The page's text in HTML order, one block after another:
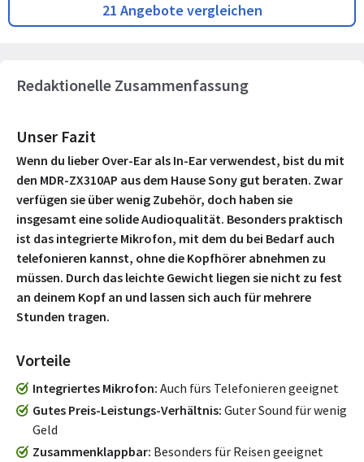
21 Angebote vergleichen
Redaktionelle Zusammenfassung
Unser Fazit
Wenn du lieber Over-Ear als In-Ear verwendest, bist du mit
den MDR-ZX310AP aus dem Hause Sony gut beraten. Zwar
verfügen sie über wenig Zubehör, doch haben sie
insgesamt eine solide Audioqualität. Besonders praktisch
ist das integrierte Mikrofon, mit dem du bei Bedarf auch
telefonieren kannst, ohne die Kopfhörer abnehmen zu
müssen. Durch das leichte Gewicht liegen sie nicht zu fest
an deinem Kopf an und lassen sich auch für mehrere
Stunden tragen.
Vorteile
Integriertes Mikrofon Auch fürs Telefonieren geeignet
Gutes Preis-Leistungs-Verhältnis Guter Sound für wenig
Geld
Zusammenklappbar Besonders für Reisen geeignet